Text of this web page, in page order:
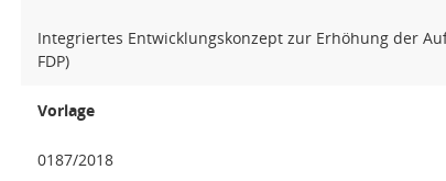
Integriertes Entwicklungskonzept zur Erhöhung der
FDP)
Vorlage
0187/2018